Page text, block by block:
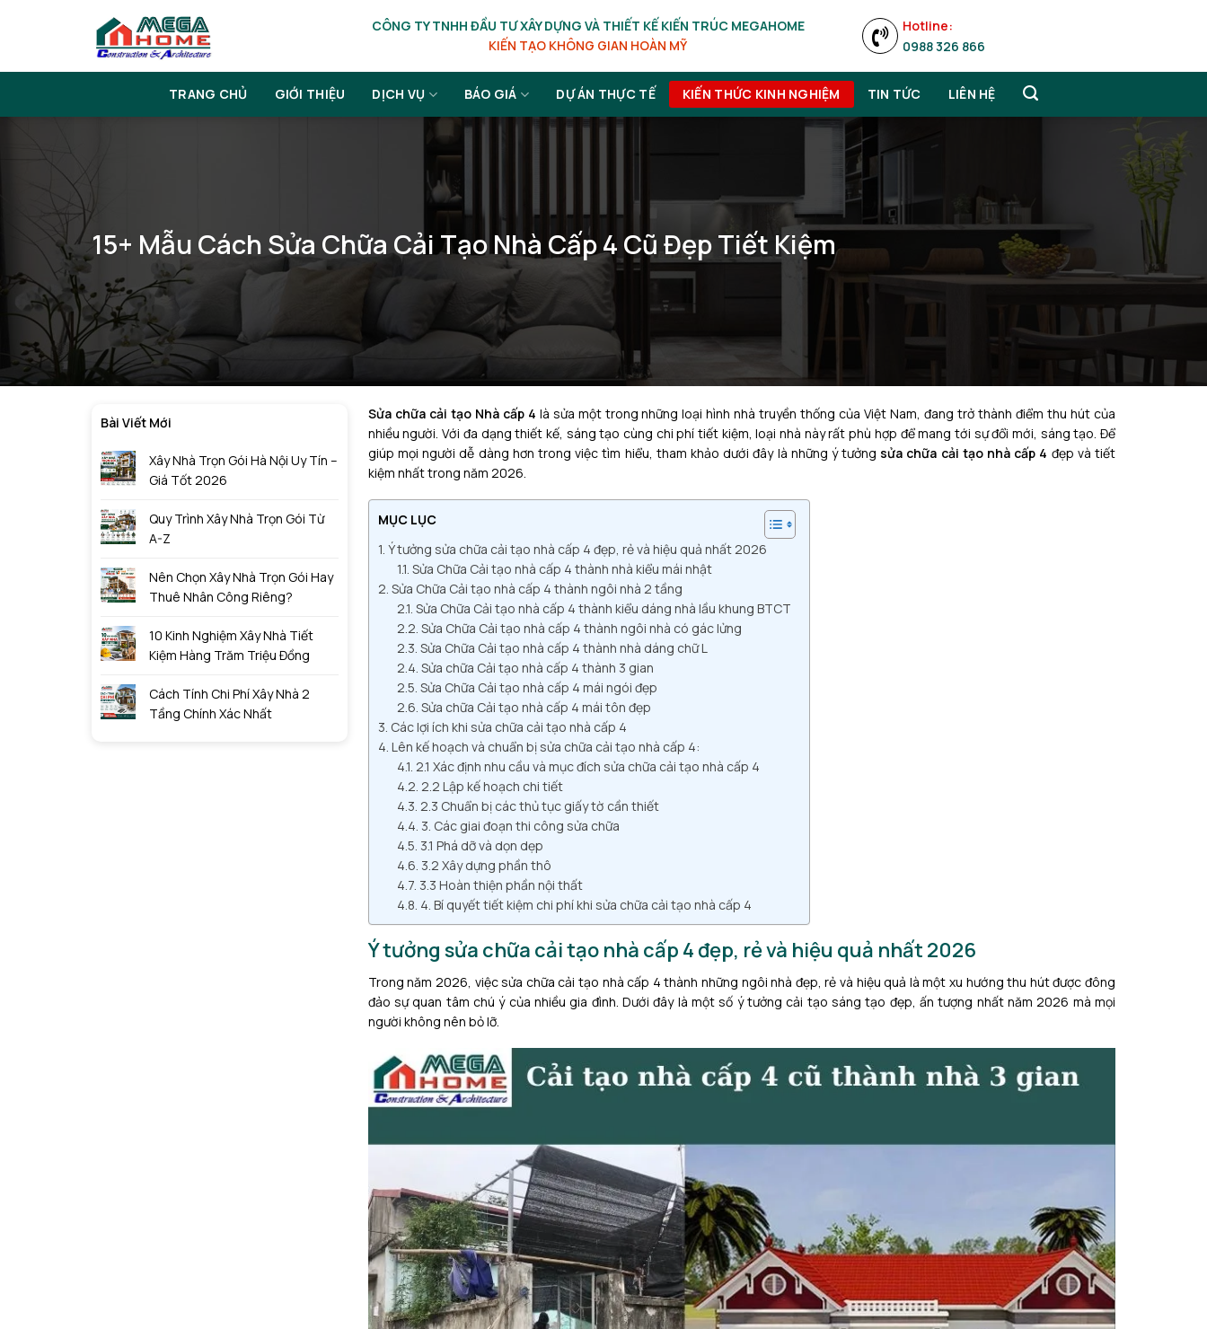
CÔNG TY TNHH ĐẦU TƯ XÂY DỰNG VÀ THIẾT KẾ KIẾN TRÚC MEGAHOME
KIẾN TẠO KHÔNG GIAN HOÀN MỸ
Hotline:
0988 326 866
TRANG CHỦ GIỚI THIỆU DỊCH VỤ BÁO GIÁ DỰ ÁN THỰC TẾ KIẾN THỨC KINH NGHIỆM TIN TỨC LIÊN HỆ
15+ Mẫu Cách Sửa Chữa Cải Tạo Nhà Cấp 4 Cũ Đẹp Tiết Kiệm
Bài Viết Mới
Xây Nhà Trọn Gói Hà Nội Uy Tín –
Giá Tốt 2026
Quy Trình Xây Nhà Trọn Gói Từ
A-Z
Nên Chọn Xây Nhà Trọn Gói Hay
Thuê Nhân Công Riêng?
10 Kinh Nghiệm Xây Nhà Tiết
Kiệm Hàng Trăm Triệu Đồng
Cách Tính Chi Phí Xây Nhà 2
Tầng Chính Xác Nhất
Sửa chữa cải tạo Nhà cấp 4 là sửa một trong những loại hình nhà truyền thống của Việt Nam, đang trở thành điểm thu hút của
nhiều người. Với đa dạng thiết kế, sáng tạo cùng chi phí tiết kiệm, loại nhà này rất phù hợp để mang tới sự đổi mới, sáng tạo. Để
giúp mọi người dễ dàng hơn trong việc tìm hiểu, tham khảo dưới đây là những ý tưởng sửa chữa cải tạo nhà cấp 4 đẹp và tiết
kiệm nhất trong năm 2026.
MỤC LỤC
Ý tưởng sửa chữa cải tạo nhà cấp 4 đẹp, rẻ và hiệu quả nhất 2026
Sửa Chữa Cải tạo nhà cấp 4 thành nhà kiểu mái nhật
Sửa Chữa Cải tạo nhà cấp 4 thành ngôi nhà 2 tầng
Sửa Chữa Cải tạo nhà cấp 4 thành kiểu dáng nhà lầu khung BTCT
Sửa Chữa Cải tạo nhà cấp 4 thành ngôi nhà có gác lửng
Sửa Chữa Cải tạo nhà cấp 4 thành nhà dáng chữ L
Sửa chữa Cải tạo nhà cấp 4 thành 3 gian
Sửa Chữa Cải tạo nhà cấp 4 mái ngói đẹp
Sửa chữa Cải tạo nhà cấp 4 mái tôn đẹp
Các lợi ích khi sửa chữa cải tạo nhà cấp 4
Lên kế hoạch và chuẩn bị sửa chữa cải tạo nhà cấp 4:
2.1 Xác định nhu cầu và mục đích sửa chữa cải tạo nhà cấp 4
2.2 Lập kế hoạch chi tiết
2.3 Chuẩn bị các thủ tục giấy tờ cần thiết
3. Các giai đoạn thi công sửa chữa
3.1 Phá dỡ và dọn dẹp
3.2 Xây dựng phần thô
3.3 Hoàn thiện phần nội thất
4. Bí quyết tiết kiệm chi phí khi sửa chữa cải tạo nhà cấp 4
Ý tưởng sửa chữa cải tạo nhà cấp 4 đẹp, rẻ và hiệu quả nhất 2026
Trong năm 2026, việc sửa chữa cải tạo nhà cấp 4 thành những ngôi nhà đẹp, rẻ và hiệu quả là một xu hướng thu hút được đông
đảo sự quan tâm chú ý của nhiều gia đình. Dưới đây là một số ý tưởng cải tạo sáng tạo đẹp, ấn tượng nhất năm 2026 mà mọi
người không nên bỏ lỡ.